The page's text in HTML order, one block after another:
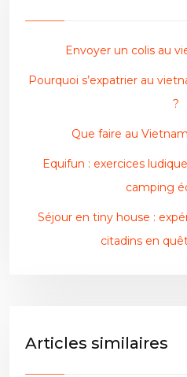
Envoyer un colis au
Pourquoi s’expatrier au
?
Que faire au
Equifun : exercices
camping
Séjour en tiny house :
citadins en
Articles similaires